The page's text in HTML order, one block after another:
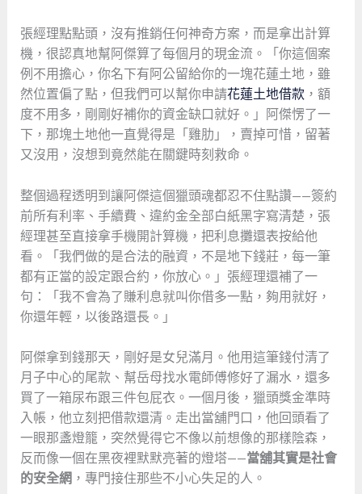
張經理點點頭，沒有推銷任何神奇方案，而是拿出計算
機，很認真地幫阿傑算了每個月的現金流。「你這個案
例不用擔心，你名下有阿公留給你的一塊花蓮土地，雖
然位置偏了點，但我們可以幫你申請花蓮土地借款，額
度不用多，剛剛好補你的資金缺口就好。」阿傑愣了一
下，那塊土地他一直覺得是「雞肋」，賣掉可惜，留著
又沒用，沒想到竟然能在關鍵時刻救命。
整個過程透明到讓阿傑這個獵頭魂都忍不住點讚——簽約
前所有利率、手續費、違約金全部白紙黑字寫清楚，張
經理甚至直接拿手機開計算機，把利息攤還表按給他
看。「我們做的是合法的融資，不是地下錢莊，每一筆
都有正當的設定跟合約，你放心。」張經理還補了一
句：「我不會為了賺利息就叫你借多一點，夠用就好，
你還年輕，以後路還長。」
阿傑拿到錢那天，剛好是女兒滿月。他用這筆錢付清了
月子中心的尾款、幫岳母找水電師傅修好了漏水，還多
買了一箱尿布跟三件包屁衣。一個月後，獵頭獎金準時
入帳，他立刻把借款還清。走出當舖門口，他回頭看了
一眼那盞燈籠，突然覺得它不像以前想像的那樣陰森，
反而像一個在黑夜裡默默亮著的燈塔——當舖其實是社會
的安全網 ，專門接住那些不小心失足的人。